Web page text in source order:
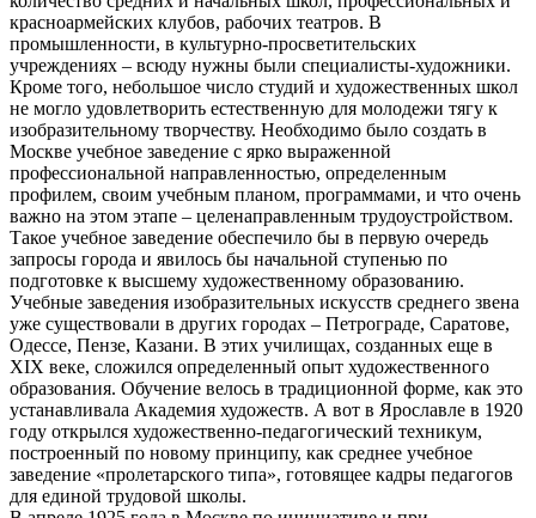
красноармей­ских клубов, рабочих театров. В
промышленности, в культурно-просветительских
учреждениях – всюду нужны были специалисты-художники.
Кроме того, небольшое число студий и художественных школ
не могло удовлетворить естественную для молодежи тягу к
изобразительному творчеству. Необходимо было создать в
Москве учебное заведение с ярко выражен­ной
профессиональной направлен­ностью, определенным
профилем, своим учебным планом, программа­ми, и что очень
важно на этом этапе – целенаправленным трудоустройс­твом.
Такое учебное заведение обес­печило бы в первую очередь
запро­сы города и явилось бы начальной ступенью по
подготовке к высшему художественному образованию.
Учебные заведения изобразитель­ных искусств среднего звена
уже существовали в других городах – Петрограде, Саратове,
Одессе, Пензе, Казани. В этих училищах, созданных еще в
XIX веке, сложился определенный опыт художествен­ного
образования. Обучение велось в традиционной форме, как это
устанавливала Академия художеств. А вот в Ярославле в 1920
году открылся художественно-педаго­гический техникум,
построенный по новому принципу, как среднее учебное
заведение «пролетарского типа», готовящее кадры педагогов
для единой трудовой школы.